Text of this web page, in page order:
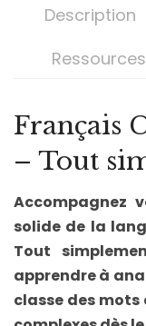
Description
Français
– Tout
Accompagnez
solide de la
Tout
apprendre à
classe des mots